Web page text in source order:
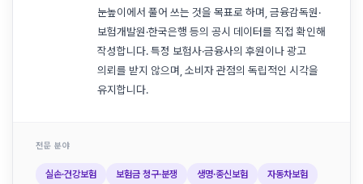
눈높이에서 풀어 쓰는 것을 목표로 하며, 금융감독원·
보험개발원·한국은행 등의 공시 데이터를 직접 확인해
작성합니다. 특정 보험사·금융사의 후원이나 광고
의뢰를 받지 않으며, 소비자 관점의 독립적인 시각을
유지합니다.
전문 분야
실손·건강보험 보험금 청구·분쟁 생명·종신보험 자동차보험